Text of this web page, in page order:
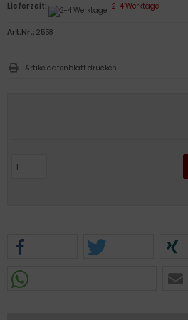
Lieferzeit: 2-4 Werktage
Art.Nr.: 2558
Artikeldatenblatt drucken